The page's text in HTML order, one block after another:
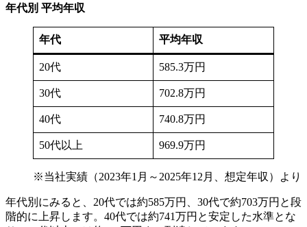
年代別 平均年収
年代 平均年収
20代 585.3万円
30代 702.8万円
40代 740.8万円
50代以上 969.9万円
※当社実績（2023年1月～2025年12月、想定年収）より
年代別にみると、20代では約585万円、30代で約703万円と段
階的に上昇します。40代では約741万円と安定した水準とな